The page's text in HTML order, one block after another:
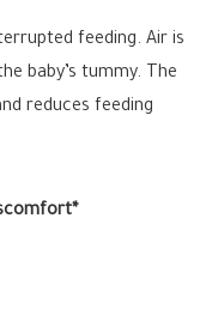
feeding. Air is
baby’s tummy. The
reduces feeding